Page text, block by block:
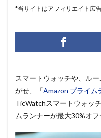
*当サイトはアフィリエイト広
スマートウォッチや、ル
がせ、
「Amazon プライム
TicWatchスマートウォッ
ムランナーが最大30%オフ